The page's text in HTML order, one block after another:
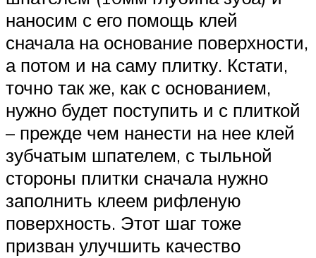
наносим с его помощь клей
сначала на основание поверхности,
а потом и на саму плитку. Кстати,
точно так же, как с основанием,
нужно будет поступить и с плиткой
– прежде чем нанести на нее клей
зубчатым шпателем, с тыльной
стороны плитки сначала нужно
заполнить клеем рифленую
поверхность. Этот шаг тоже
призван улучшить качество